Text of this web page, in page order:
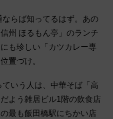
らば知ってるはず。あの
州 ほるもん亭」のランチ
も珍しい「カツカレー専
置づけ。
いう人は、中華そば「高
よう雑居ビル1階の飲食店
最も飯田橋駅にちかい店